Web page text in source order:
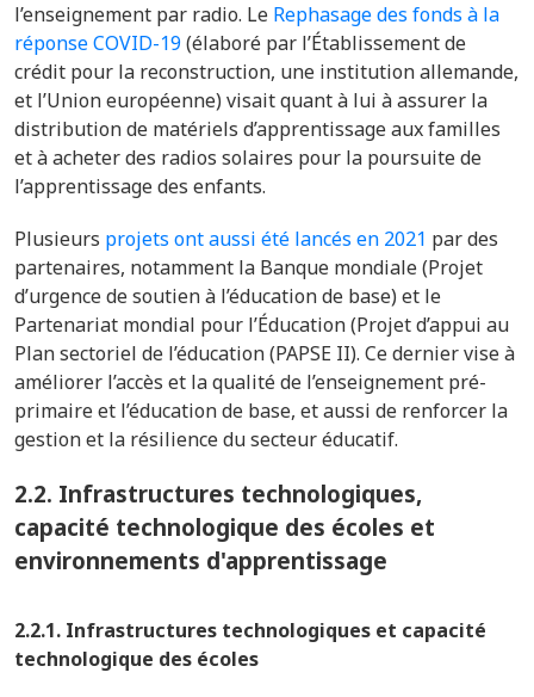
l’enseignement par radio. Le Rephasage des fonds à la
réponse COVID-19(élaboré par l’Établissement de
crédit pour la reconstruction, une institution allemande,
et l’Union européenne) visait quant à lui à assurer la
distribution de matériels d’apprentissage aux familles
et à acheter des radios solaires pour la poursuite de
l’apprentissage des enfants.
Plusieurs projets ont aussi été lancés en 2021 par des
partenaires, notamment la Banque mondiale (Projet
d’urgence de soutien à l’éducation de base) et le
Partenariat mondial pour l’Éducation (Projet d’appui au
Plan sectoriel de l’éducation (PAPSE II). Ce dernier vise à
améliorer l’accès et la qualité de l’enseignement pré-
primaire et l’éducation de base, et aussi de renforcer la
gestion et la résilience du secteur éducatif.
2.2. Infrastructures technologiques,
capacité technologique des écoles et
environnements d'apprentissage
2.2.1. Infrastructures technologiques et capacité
technologique des écoles